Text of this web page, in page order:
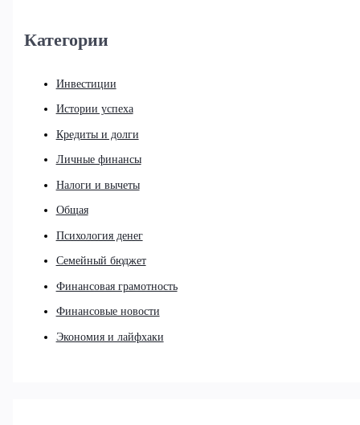
Категории
Инвестиции
Истории успеха
Кредиты и долги
Личные финансы
Налоги и вычеты
Общая
Психология денег
Семейный бюджет
Финансовая грамотность
Финансовые новости
Экономия и лайфхаки